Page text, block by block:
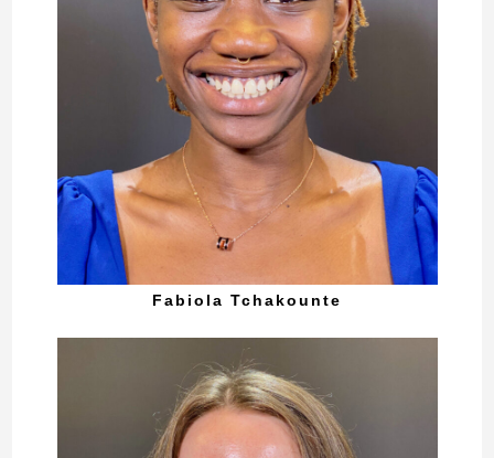
Fabiola Tchakounte